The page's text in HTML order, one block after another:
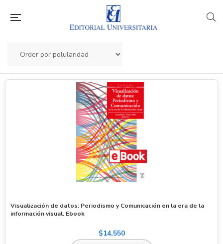
Visualización de datos: Periodismo y Comunicación en la era de la
información visual. Ebook
$14,550